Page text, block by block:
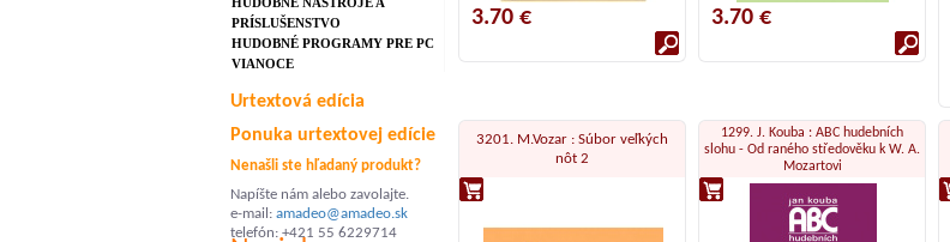
PRÍSLUŠENSTVO
HUDOBNÉ PROGRAMY PRE PC
VIANOCE
Urtextová edícia
Ponuka urtextovej edície
Nenašli ste hľadaný produkt?
Napíšte nám alebo zavolajte.
e-mail: amadeo@amadeo.sk
telefón: +421 55 6229714
3.70 € 3.70 €
3201. M.Vozar : Súbor veľkých
nôt 2
1299. J. Kouba : ABC hudebních
slohu - Od raného středověku k W. A.
Mozartovi